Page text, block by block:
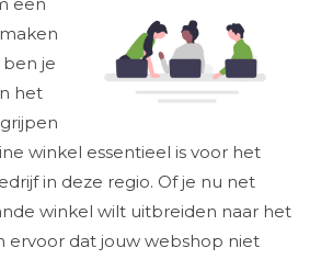
je
het
winkel essentieel is voor het
in deze regio. Of je nu net
winkel wilt uitbreiden naar het
ervoor dat jouw webshop niet